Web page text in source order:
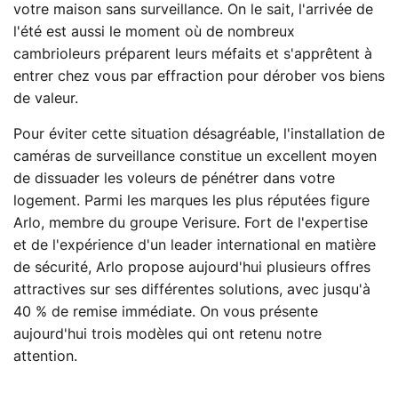
votre maison sans surveillance. On le sait, l'arrivée de
l'été est aussi le moment où de nombreux
cambrioleurs préparent leurs méfaits et s'apprêtent à
entrer chez vous par effraction pour dérober vos biens
de valeur.
Pour éviter cette situation désagréable, l'installation de
caméras de surveillance constitue un excellent moyen
de dissuader les voleurs de pénétrer dans votre
logement. Parmi les marques les plus réputées figure
Arlo, membre du groupe Verisure. Fort de l'expertise
et de l'expérience d'un leader international en matière
de sécurité, Arlo propose aujourd'hui plusieurs offres
attractives sur ses différentes solutions, avec jusqu'à
40 % de remise immédiate. On vous présente
aujourd'hui trois modèles qui ont retenu notre
attention.